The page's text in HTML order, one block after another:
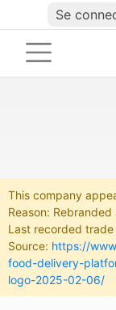
Se
This company
Reason: Rebranded
Last recorded
Source: https://
food-delivery-
logo-2025-02-06/